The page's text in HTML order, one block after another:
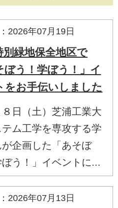
2026年07月19日
別緑地保全地区で
ぼう！学ぼう！」イ
をお手伝いしました
８日（土）芝浦工業大
ム工学を専攻する学
企画した「あそぼ
ぼう！」イベントに...
2026年07月13日